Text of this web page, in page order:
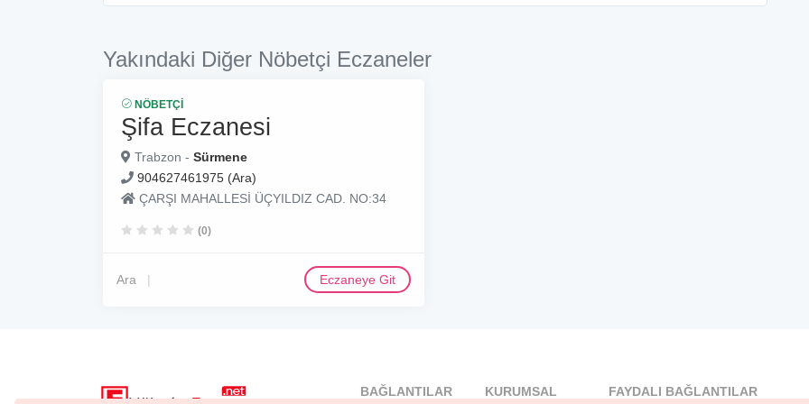
Yakındaki Diğer Nöbetçi Eczaneler
NÖBETÇI
Şifa Eczanesi
Trabzon - Sürmene
904627461975 (Ara)
ÇARŞI MAHALLESİ ÜÇYILDIZ CAD. NO:34
(0)
Ara Eczaneye Git
BAĞLANTILAR
KURUMSAL
FAYDALI BAĞLANTILAR